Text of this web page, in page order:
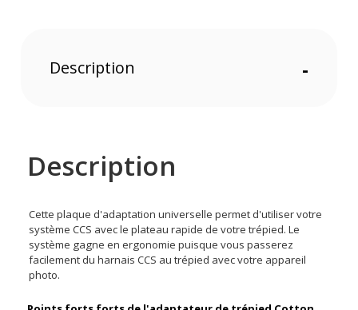
Description -
Description
Cette plaque d'adaptation universelle permet d'utiliser votre
système CCS avec le plateau rapide de votre trépied. Le
système gagne en ergonomie puisque vous passerez
facilement du harnais CCS au trépied avec votre appareil
photo.